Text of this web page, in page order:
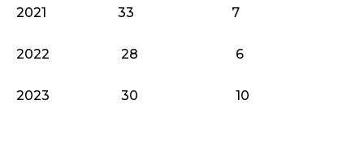
2021 33 7
2022 28 6
2023 30 10